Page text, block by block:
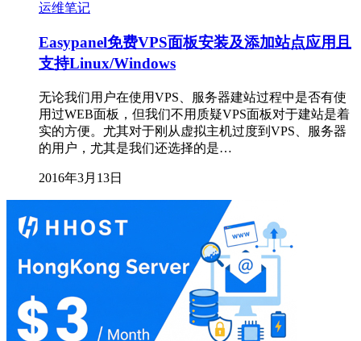
运维笔记
Easypanel免费VPS面板安装及添加站点应用且
支持Linux/Windows
无论我们用户在使用VPS、服务器建站过程中是否有使
用过WEB面板，但我们不用质疑VPS面板对于建站是着
实的方便。尤其对于刚从虚拟主机过度到VPS、服务器
的用户，尤其是我们还选择的是…
2016年3月13日